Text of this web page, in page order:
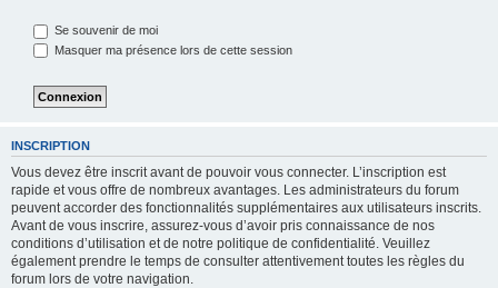
Se souvenir de moi
Masquer ma présence lors de cette session
INSCRIPTION
Vous devez être inscrit avant de pouvoir vous connecter. L’inscription est
rapide et vous offre de nombreux avantages. Les administrateurs du forum
peuvent accorder des fonctionnalités supplémentaires aux utilisateurs inscrits.
Avant de vous inscrire, assurez-vous d’avoir pris connaissance de nos
conditions d’utilisation et de notre politique de confidentialité. Veuillez
également prendre le temps de consulter attentivement toutes les règles du
forum lors de votre navigation.